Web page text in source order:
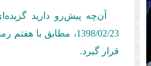
آن‌چه پیش‌رو دارید
1398/02/23
قرار گیرد.